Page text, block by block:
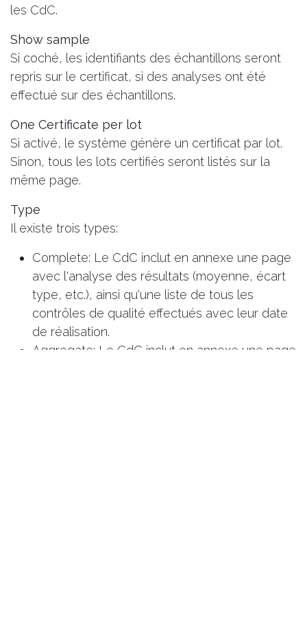
les CdC.
Show sample
Si coché, les identifiants des échantillons seront
repris sur le certificat, si des analyses ont été
effectué sur des échantillons.
One Certificate per lot
Si activé, le système génère un certificat par lot.
Sinon, tous les lots certifiés seront listés sur la
même page.
Type
Il existe trois types:
Complete: Le CdC inclut en annexe une page
avec l'analyse des résultats (moyenne, écart
type, etc.), ainsi qu'une liste de tous les
contrôles de qualité effectués avec leur date
de réalisation.
Aggregate: Le CdC inclut en annexe une page